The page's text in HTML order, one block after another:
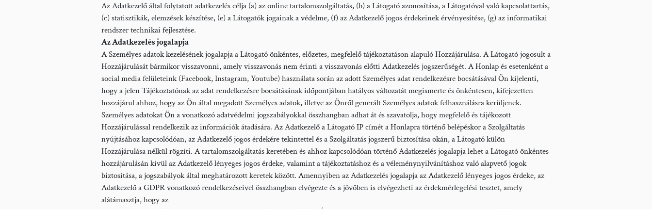
Az Adatkezelő által folytatott adatkezelés célja (a) az online tartalomszolgáltatás, (b) a Látogató azonosítása, a Látogatóval való kapcsolattartás,
(c) statisztikák, elemzések készítése, (e) a Látogatók jogainak a védelme, (f) az Adatkezelő jogos érdekeinek érvényesítése, (g) az informatikai
rendszer technikai fejlesztése.
Az Adatkezelés jogalapja
A Személyes adatok kezelésének jogalapja a Látogató önkéntes, előzetes, megfelelő tájékoztatáson alapuló Hozzájárulása. A Látogató jogosult a
Hozzájárulását bármikor visszavonni, amely visszavonás nem érinti a visszavonás előtti Adatkezelés jogszerűségét. A Honlap és esetenként a
social media felületeink (Facebook, Instagram, Youtube) használata során az adott Személyes adat rendelkezésre bocsátásával Ön kijelenti,
hogy a jelen Tájékoztatónak az adat rendelkezésre bocsátásának időpontjában hatályos változatát megismerte és önkéntesen, kifejezetten
hozzájárul ahhoz, hogy az Ön által megadott Személyes adatok, illetve az Önről generált Személyes adatok felhasználásra kerüljenek.
Személyes adatokat Ön a vonatkozó adatvédelmi jogszabályokkal összhangban adhat át és szavatolja, hogy megfelelő és tájékozott
Hozzájárulással rendelkezik az információk átadására. Az Adatkezelő a Látogató IP címét a Honlapra történő belépéskor a Szolgáltatás
nyújtásához kapcsolódóan, az Adatkezelő jogos érdekére tekintettel és a Szolgáltatás jogszerű biztosítása okán, a Látogató külön
Hozzájárulása nélkül rögzíti. A tartalomszolgáltatás keretében és ahhoz kapcsolódóan történő Adatkezelés jogalapja lehet a Látogató önkéntes
hozzájárulásán kívül az Adatkezelő lényeges jogos érdeke, valamint a tájékoztatáshoz és a véleménynyilvánításhoz való alapvető jogok
biztosítása, a jogszabályok által meghatározott keretek között. Amennyiben az Adatkezelés jogalapja az Adatkezelő lényeges jogos érdeke, az
Adatkezelő a GDPR vonatkozó rendelkezéseivel összhangban elvégezte és a jövőben is elvégezheti az érdekmérlegelési tesztet, amely
alátámasztja, hogy az